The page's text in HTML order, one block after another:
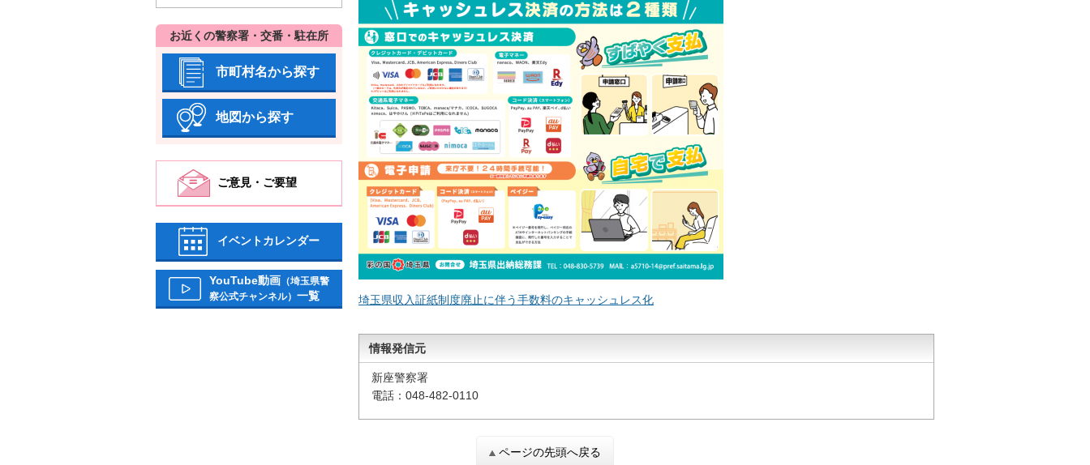
お近くの警察署・交番・駐在所
市町村名から探す
地図から探す
ご意見・ご要望
イベントカレンダー
YouTube動画 （埼玉県警
察公式チャンネル） 一覧 埼玉県収入証紙制度廃止に伴う手数料のキャッシュレス化
情報発信元
新座警察署
電話：048-482-0110
ページの先頭へ戻る